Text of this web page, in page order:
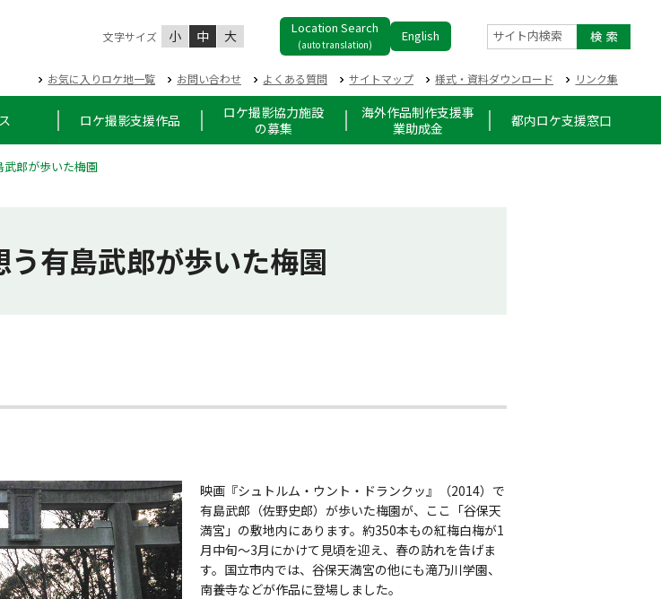
文字サイズ 小 中 大 Location Search
(auto translation)
English サイト内検索
お気に入りロケ地一覧 お問い合わせ よくある質問 サイトマップ 様式・資料ダウンロード リンク集
ロケ撮影支援作品
ロケ撮影協力施設
の募集
海外作品制作支援事
業助成金
都内ロケ支援窓口
郎が歩いた梅園
う有島武郎が歩いた梅園
映画『シュトルム・ウント・ドランクッ』（2014）で
有島武郎（佐野史郎）が歩いた梅園が、ここ「谷保天
満宮」の敷地内にあります。約350本もの紅梅白梅が1
月中旬〜3月にかけて見頃を迎え、春の訪れを告げま
す。国立市内では、谷保天満宮の他にも滝乃川学園、
南養寺などが作品に登場しました。